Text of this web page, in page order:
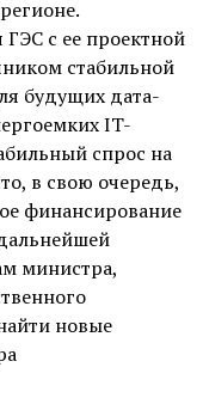
с ее проектной
стабильной
будущих дата-
IT-
спрос на
в свою очередь,
финансирование
министра,
новые